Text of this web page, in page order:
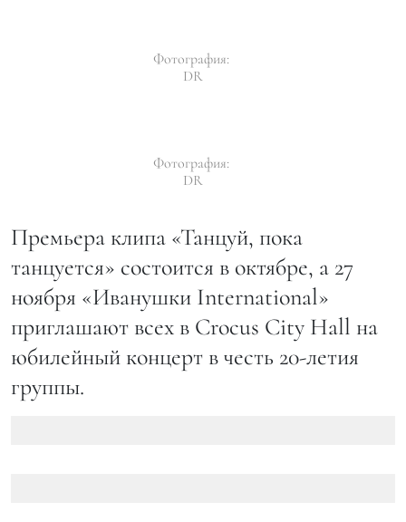
Фотография:
DR
Фотография:
DR
Премьера клипа «Танцуй, пока
танцуется» состоится в октябре, а 27
ноября «Иванушки International»
приглашают всех в Crocus City Hall на
юбилейный концерт в честь 20-летия
группы.